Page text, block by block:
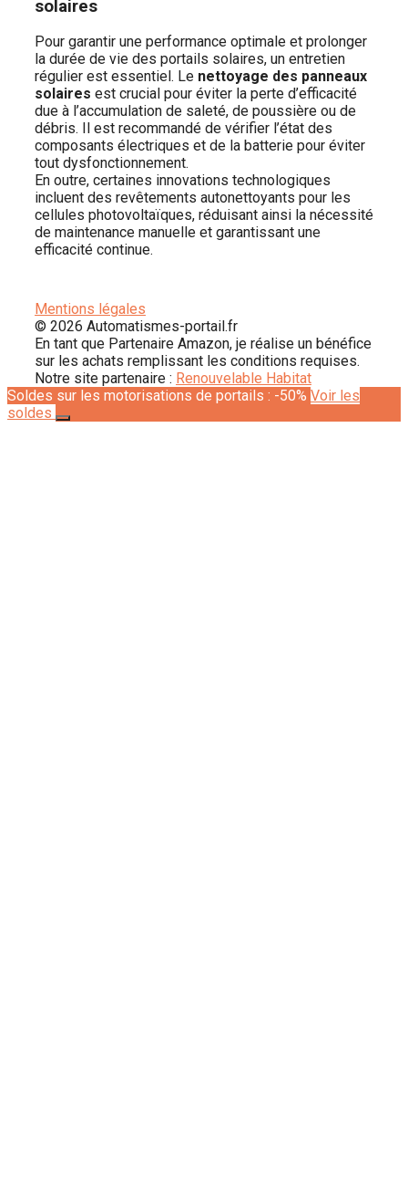
solaires
Pour garantir une performance optimale et prolonger
la durée de vie des portails solaires, un entretien
régulier est essentiel. Le nettoyage des panneaux
solaires est crucial pour éviter la perte d’efficacité
due à l’accumulation de saleté, de poussière ou de
débris. Il est recommandé de vérifier l’état des
composants électriques et de la batterie pour éviter
tout dysfonctionnement.
En outre, certaines innovations technologiques
incluent des revêtements autonettoyants pour les
cellules photovoltaïques, réduisant ainsi la nécessité
de maintenance manuelle et garantissant une
efficacité continue.
Mentions légales
© 2026 Automatismes-portail.fr
En tant que Partenaire Amazon, je réalise un bénéfice
sur les achats remplissant les conditions requises.
Notre site partenaire : Renouvelable Habitat
Soldes sur les motorisations de portails : -50% Voir les
soldes